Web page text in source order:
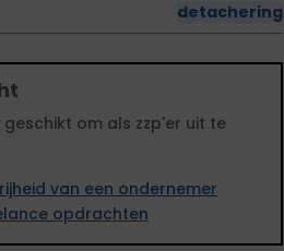
detachering
geschikt om als zzp'er uit te
van een ondernemer
opdrachten